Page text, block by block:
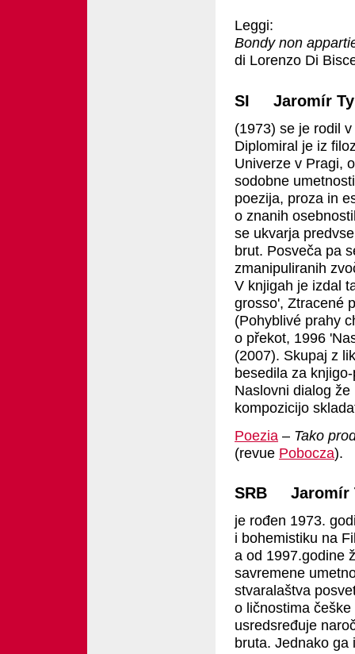
Leggi:
Bondy non
di Lorenzo Di
SI Jaromír
(1973) se je rodil
Diplomiral je iz
Univerze v Pragi,
sodobne
poezija, proza in
o znanih
se ukvarja
brut. Posveča pa
zmanipuliranih
V knjigah je izdal
grosso', Ztracené
(Pohyblivé prahy
o překot, 1996
(2007). Skupaj z
besedila za
Naslovni dialog
kompozicijo
Poezia – Tako
(revue Pobocza).
SRB Jaromír
je rođen 1973.
i bohemistiku na
a od 1997.godine
savremene
stvaralaštva
o ličnostima
usredsređuje
bruta. Jednako ga